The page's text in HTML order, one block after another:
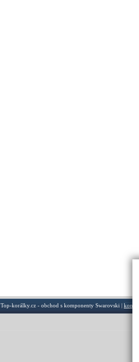
Top-korálky.cz - obchod s komponenty Swarovski | kontakt